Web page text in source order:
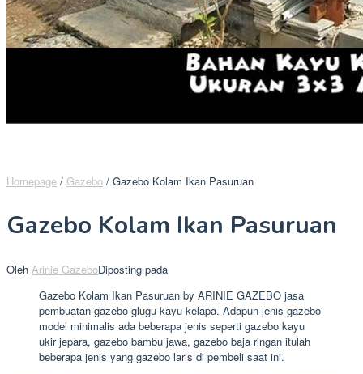
Homepage / Gazebo / Gazebo Kolam Ikan Pasuruan
Gazebo Kolam Ikan Pasuruan
Oleh Arinie GazeboDiposting pada
Gazebo Kolam Ikan Pasuruan by ARINIE GAZEBO jasa
pembuatan gazebo glugu kayu kelapa. Adapun jenis gazebo
model minimalis ada beberapa jenis seperti gazebo kayu
ukir jepara, gazebo bambu jawa, gazebo baja ringan itulah
beberapa jenis yang gazebo laris di pembeli saat ini.